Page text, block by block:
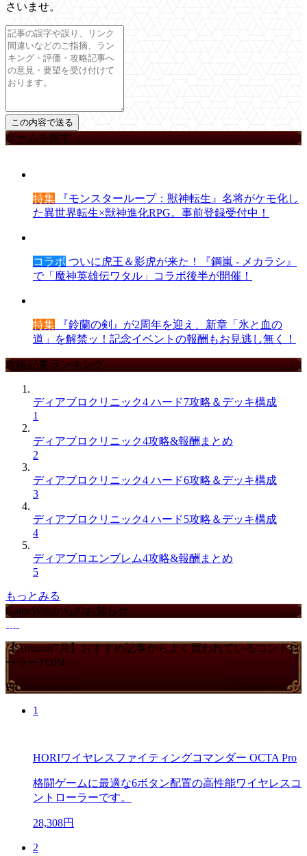
さいませ。
ゲームを探す
特集 『モンスターループ：獣神転生』名将がケモ化し
た異世界転生×獣神進化RPG。事前登録受付中！
コラボ ついに虎王＆影虎が来た！『鋼嵐 - メカラシ』
で「魔神英雄伝ワタル」コラボ後半が開催！
特集 『鈴蘭の剣』が2周年を迎え、新章「氷と血の
道」を解禁ッ！記念イベントの報酬もお見逃し無く！
攻略記事ランキング
ディアブロクリニック4 ハード7攻略＆デッキ構成
1
ディアブロクリニック4攻略&報酬まとめ
2
ディアブロクリニック4 ハード6攻略＆デッキ構成
3
ディアブロクリニック4 ハード5攻略＆デッキ構成
4
ディアブロエンブレム4攻略&報酬まとめ
5
もっとみる
GameWithからのお知らせ
【Amazon7月】おすすめ記事からよく買われているコントロ
ーラーTOP4
PR
1
HORIワイヤレスファイティングコマンダー OCTA Pro
格闘ゲームに最適な6ボタン配置の高性能ワイヤレスコ
ントローラーです。
28,308円
2